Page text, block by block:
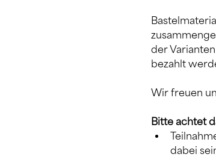
der
bezahlt
Wir freuen
Bitte achtet
dabei